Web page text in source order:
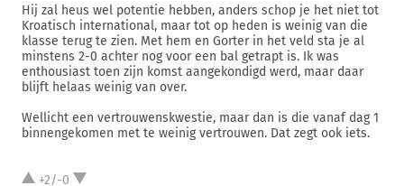
Hij zal heus wel potentie hebben, anders schop je het niet tot
Kroatisch international, maar tot op heden is weinig van die
klasse terug te zien. Met hem en Gorter in het veld sta je al
minstens 2-0 achter nog voor een bal getrapt is. Ik was
enthousiast toen zijn komst aangekondigd werd, maar daar
blijft helaas weinig van over.
Wellicht een vertrouwenskwestie, maar dan is die vanaf dag 1
binnengekomen met te weinig vertrouwen. Dat zegt ook iets.
+2/-0